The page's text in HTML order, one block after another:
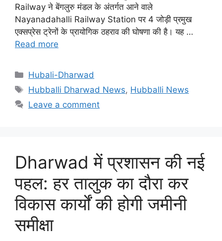
Railway ने बेंगलुरु मंडल के अंतर्गत आने वाले
Nayanadahalli Railway Station पर 4 जोड़ी प्रमुख
एक्सप्रेस ट्रेनों के प्रायोगिक ठहराव की घोषणा की है। यह …
Read more
Categories
Hubali-Dharwad
Tags
Hubballi Dharwad News, Hubballi News
Leave a comment
Dharwad में प्रशासन की नई
पहल: हर तालुक का दौरा कर
विकास कार्यों की होगी जमीनी
समीक्षा